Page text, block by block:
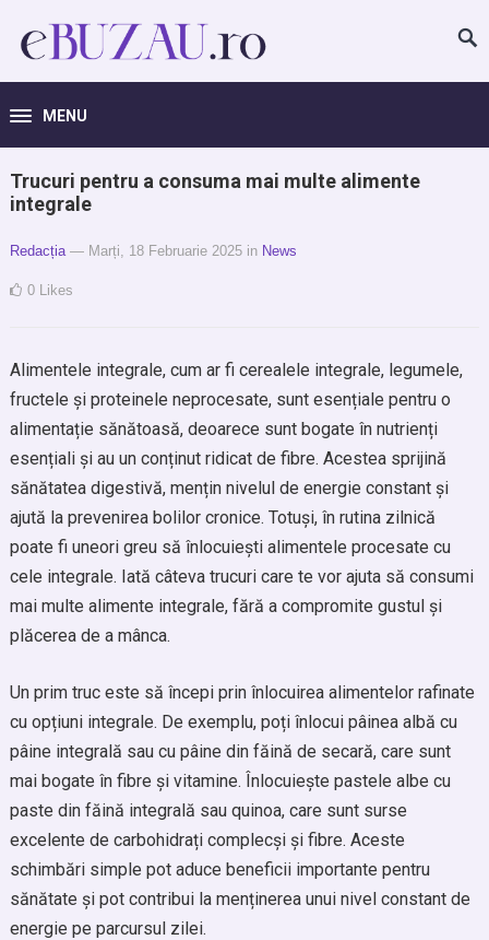
MENU
Trucuri pentru a consuma mai multe alimente
integrale
Redacția — Marți, 18 Februarie 2025 in News
0 Likes
Alimentele integrale, cum ar fi cerealele integrale, legumele,
fructele și proteinele neprocesate, sunt esențiale pentru o
alimentație sănătoasă, deoarece sunt bogate în nutrienți
esențiali și au un conținut ridicat de fibre. Acestea sprijină
sănătatea digestivă, mențin nivelul de energie constant și
ajută la prevenirea bolilor cronice. Totuși, în rutina zilnică
poate fi uneori greu să înlocuiești alimentele procesate cu
cele integrale. Iată câteva trucuri care te vor ajuta să consumi
mai multe alimente integrale, fără a compromite gustul și
plăcerea de a mânca.
Un prim truc este să începi prin înlocuirea alimentelor rafinate
cu opțiuni integrale. De exemplu, poți înlocui pâinea albă cu
pâine integrală sau cu pâine din făină de secară, care sunt
mai bogate în fibre și vitamine. Înlocuiește pastele albe cu
paste din făină integrală sau quinoa, care sunt surse
excelente de carbohidrați complecși și fibre. Aceste
schimbări simple pot aduce beneficii importante pentru
sănătate și pot contribui la menținerea unui nivel constant de
energie pe parcursul zilei.